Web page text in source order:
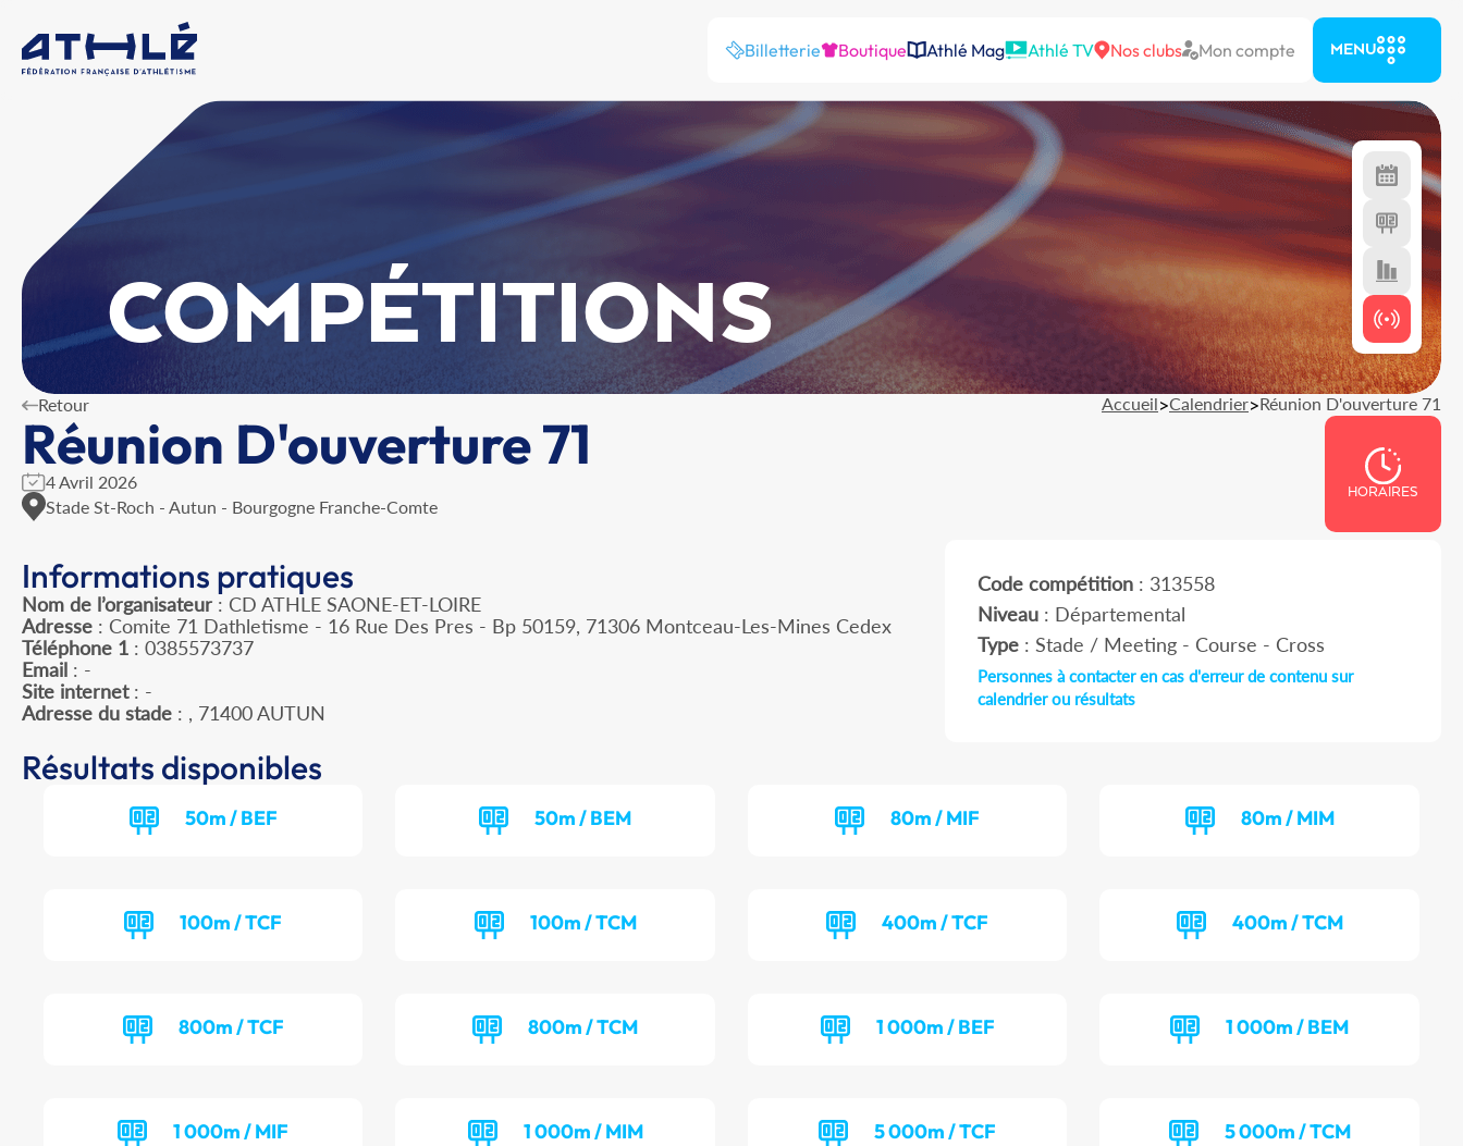
Billetterie Boutique Athlé Mag Athlé TV Nos clubs Mon compte MENU
COMPÉTITIONS
Retour Accueil>Calendrier>Réunion D'ouverture 71
Réunion D'ouverture 71
4 Avril 2026
Stade St-Roch - Autun - Bourgogne Franche-Comte
HORAIRES
Informations pratiques
Nom de l’organisateur : CD ATHLE SAONE-ET-LOIRE
Adresse : Comite 71 Dathletisme - 16 Rue Des Pres - Bp 50159, 71306 Montceau-Les-Mines Cedex
Téléphone 1 : 0385573737
Email : -
Site internet: -
Adresse du stade : , 71400 AUTUN
Code compétition: 313558
Niveau: Départemental
Type: Stade / Meeting - Course - Cross
Personnes à contacter en cas d'erreur de contenu sur
calendrier ou résultats
Résultats disponibles
50m / BEF 50m / BEM 80m / MIF 80m / MIM
100m / TCF 100m / TCM 400m / TCF 400m / TCM
800m / TCF 800m / TCM 1 000m / BEF 1 000m / BEM
1 000m / MIF 1 000m / MIM 5 000m / TCF 5 000m / TCM